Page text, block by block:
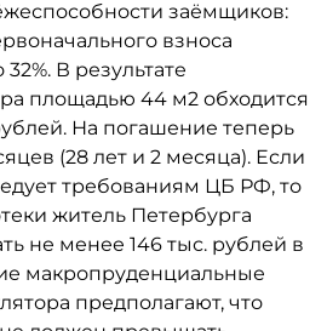
заёмщиков:
взноса
В результате
площадью 44 м2 обходится
На погашение теперь
(28 лет и 2 месяца). Если
требованиям ЦБ РФ, то
житель Петербурга
не менее 146 тыс. рублей в
макропруденциальные
предполагают, что